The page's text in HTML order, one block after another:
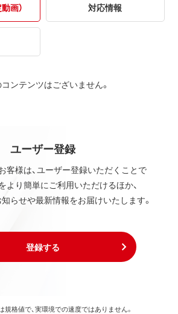
画） 対応情報
ンテンツはございません。
ユーザー登録
客様は、ユーザー登録いただくことで
より簡単にご利用いただけるほか、
らせや最新情報をお届けいたします。
登録する
格値で、実環境での速度ではありません。